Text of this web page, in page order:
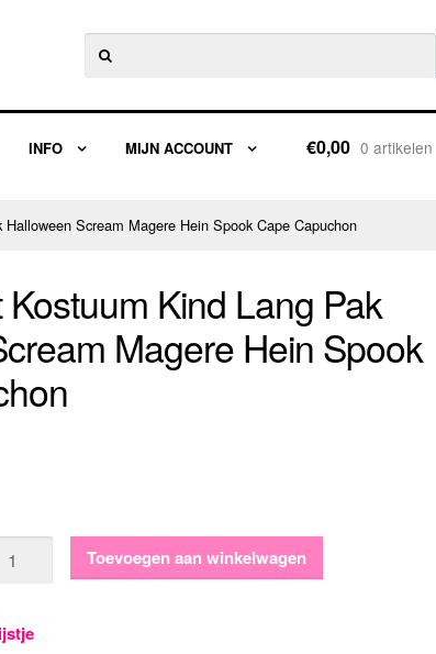
naar:
INFO MIJN ACCOUNT €0,00 0 artikelen
Scream Magere Hein Spook Cape Capuchon
Kind Lang Pak
Magere Hein Spook
Toevoegen aan winkelwagen